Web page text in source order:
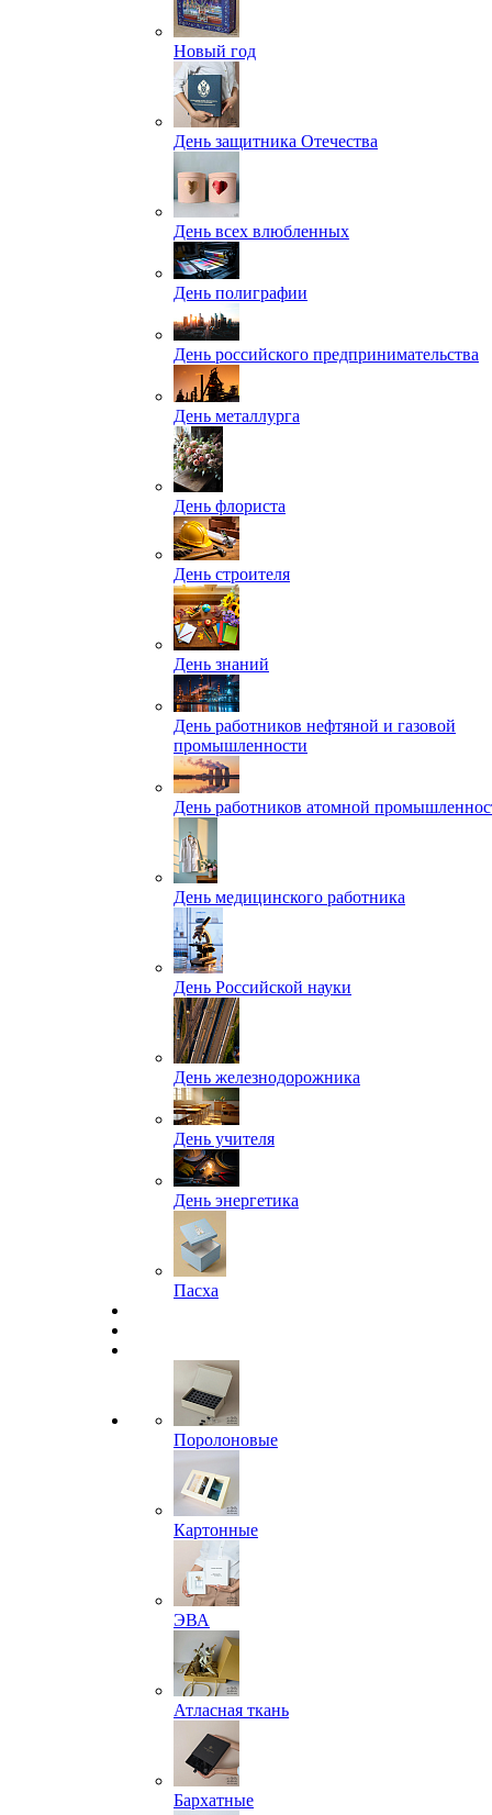
Новый год
День защитника Отечества
День всех влюбленных
День полиграфии
День российского предпринимательства
День металлурга
День флориста
День строителя
День знаний
День работников нефтяной и газовой
промышленности
День работников атомной
День медицинского работника
День Российской науки
День железнодорожника
День учителя
День энергетика
Пасха
Поролоновые
Картонные
ЭВА
Атласная ткань
Бархатные